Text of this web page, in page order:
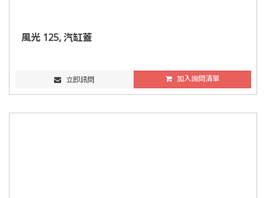
風光 125, 汽缸蓋
立即訊問 加入詢問清單